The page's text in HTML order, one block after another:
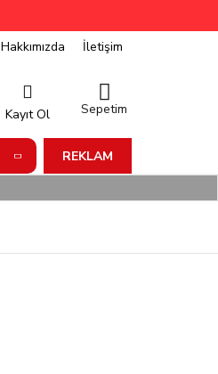
Hakkımızda İletişim
Kayıt Ol Sepetim
REKLAM